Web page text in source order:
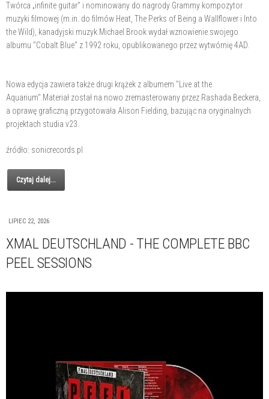
Twórca „infinite guitar" i nominowany do nagrody Grammy kompozytor
muzyki filmowej (m.in. do filmów Heat, The Perks of Being a Wallflower i Into
the Wild), kanadyjski muzyk Michael Brook wydał wznowienie swojego
albumu "Cobalt Blue" z 1992 roku, opublikowanego przez wytwórnię 4AD.
Nowa edycja zawiera także drugi krążek z albumem "Live at the
Aquarium".Materiał został na nowo zremasterowany przez Rashada Beckera,
a oprawę graficzną przygotowała Alison Fielding, bazując na oryginalnych
projektach studia v23.
źródło: sonicrecords.pl
Czytaj dalej...
LIPIEC 22, 2026
XMAL DEUTSCHLAND - THE COMPLETE BBC
PEEL SESSIONS